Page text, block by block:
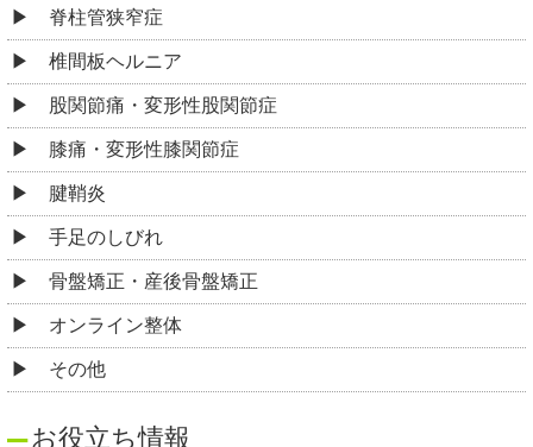
脊柱管狭窄症
椎間板ヘルニア
股関節痛・変形性股関節症
膝痛・変形性膝関節症
腱鞘炎
手足のしびれ
骨盤矯正・産後骨盤矯正
オンライン整体
その他
お役立ち情報